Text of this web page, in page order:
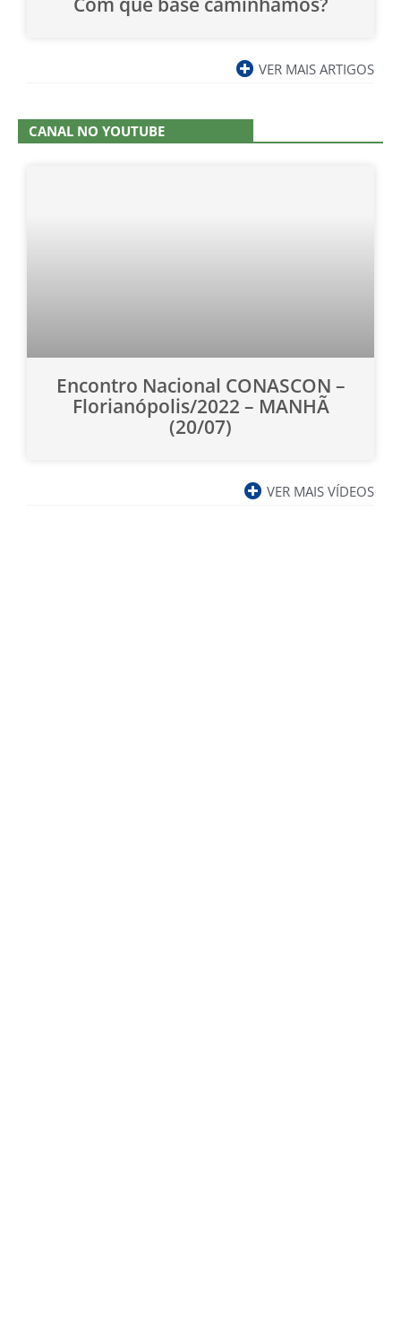
VER MAIS ARTIGOS
CANAL NO YOUTUBE
Encontro Nacional CONASCON –
Florianópolis/2022 – MANHÃ
(20/07)
VER MAIS VÍDEOS